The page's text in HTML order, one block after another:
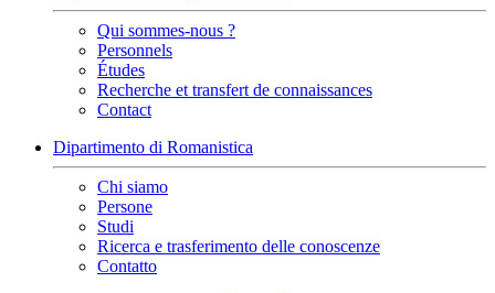
Qui sommes-nous ?
Personnels
Études
Recherche et transfert de connaissances
Contact
Dipartimento di Romanistica
Chi siamo
Persone
Studi
Ricerca e trasferimento delle conoscenze
Contatto